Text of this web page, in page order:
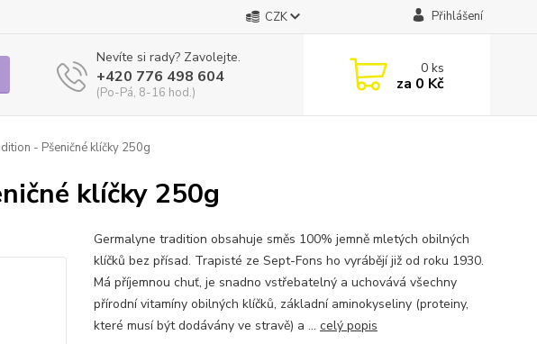
CZK Přihlášení
Nevíte si rady? Zavolejte.
+420 776 498 604
(Po-Pá, 8-16 hod.)
0ks
za 0 Kč
- Pšeničné klíčky 250g
klíčky 250g
Germalyne tradition obsahuje směs 100% jemně mletých obilných
klíčků bez přísad. Trapisté ze Sept-Fons ho vyrábějí již od roku 1930.
Má příjemnou chuť, je snadno vstřebatelný a uchovává všechny
přírodní vitamíny obilných klíčků, základní aminokyseliny (proteiny,
které musí být dodávány ve stravě) a ... celý popis